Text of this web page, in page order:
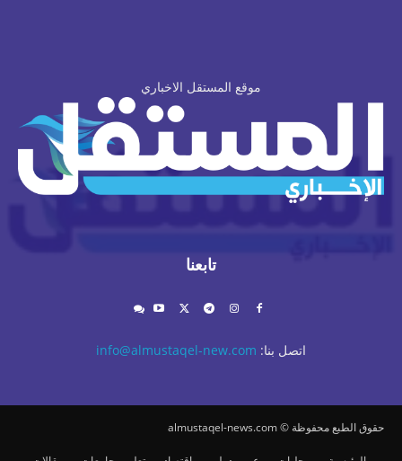
موقع المستقل الاخباري
تابعنا
اتصل بنا: info@almustaqel-new.com
حقوق الطبع محفوظة © almustaqel-news.com